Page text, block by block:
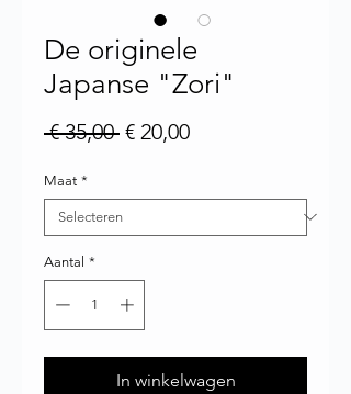
De originele
Japanse "Zori"
€ 35,00 Normale prijs
€ 20,00Verkoopprijs
Maat *
Aantal *
In winkelwagen